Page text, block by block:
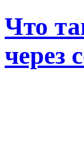
Что
через